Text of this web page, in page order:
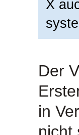
X
Der
in